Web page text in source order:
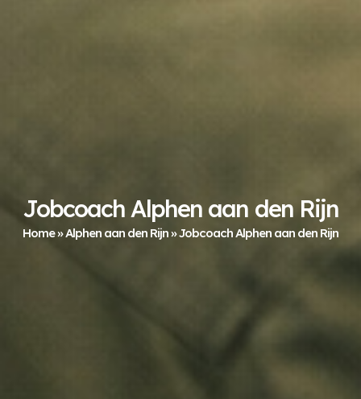
Jobcoach Alphen aan den Rijn
Home»Alphen aan den Rijn»Jobcoach Alphen aan den Rijn